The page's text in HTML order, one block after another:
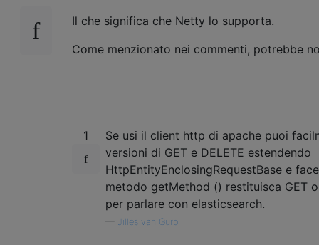
Il che significa che Netty lo supporta.
Come menzionato nei commenti, potrebbe
1
Se usi il client http di apache puoi
versioni di GET e DELETE estendendo
HttpEntityEnclosingRequestBase e
metodo getMethod () restituisca GET
per parlare con elasticsearch.
Jilles van Gurp,